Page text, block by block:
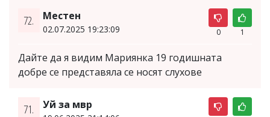
72. Местен
02.07.2025 19:23:09 0 1
Дайте да я видим Мариянка 19 годишната
добре се представяла се носят слухове
71. Уй за мвр